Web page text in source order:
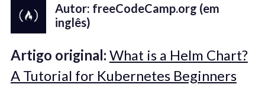
Autor: freeCodeCamp.org (em
inglês)
Artigo original: What is a Helm Chart?
A Tutorial for Kubernetes Beginners